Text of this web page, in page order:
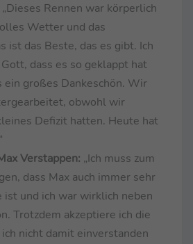
„Dieses Rennen war körperlich
Wetter und das
ist das Beste, das es gibt. Ich
dass es so geklappt hat
ein großes Dankeschön. Wir
obwohl wir
Defizit hatten. Heute hat
Verstappen: „Ich muss zum
dass Max auch immer sehr
ist und ich war wirklich neben
Trotzdem akzeptiere ich die
nicht damit einverstanden